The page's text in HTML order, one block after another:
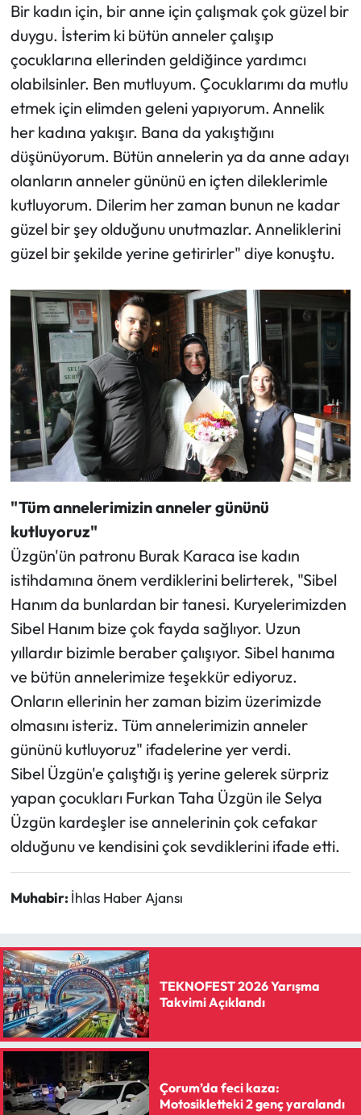
Bir kadın için, bir anne için çalışmak çok güzel bir
duygu. İsterim ki bütün anneler çalışıp
çocuklarına ellerinden geldiğince yardımcı
olabilsinler. Ben mutluyum. Çocuklarımı da mutlu
etmek için elimden geleni yapıyorum. Annelik
her kadına yakışır. Bana da yakıştığını
düşünüyorum. Bütün annelerin ya da anne adayı
olanların anneler gününü en içten dileklerimle
kutluyorum. Dilerim her zaman bunun ne kadar
güzel bir şey olduğunu unutmazlar. Anneliklerini
güzel bir şekilde yerine getirirler" diye konuştu.
"Tüm annelerimizin anneler gününü
kutluyoruz"
Üzgün'ün patronu Burak Karaca ise kadın
istihdamına önem verdiklerini belirterek, "Sibel
Hanım da bunlardan bir tanesi. Kuryelerimizden
Sibel Hanım bize çok fayda sağlıyor. Uzun
yıllardır bizimle beraber çalışıyor. Sibel hanıma
ve bütün annelerimize teşekkür ediyoruz.
Onların ellerinin her zaman bizim üzerimizde
olmasını isteriz. Tüm annelerimizin anneler
gününü kutluyoruz" ifadelerine yer verdi.
Sibel Üzgün'e çalıştığı iş yerine gelerek sürpriz
yapan çocukları Furkan Taha Üzgün ile Selya
Üzgün kardeşler ise annelerinin çok cefakar
olduğunu ve kendisini çok sevdiklerini ifade etti.
Muhabir: İhlas Haber Ajansı
TEKNOFEST 2026 Yarışma
Takvimi Açıklandı
Çorum’da feci kaza:
Motosikletteki 2 genç yaralandı